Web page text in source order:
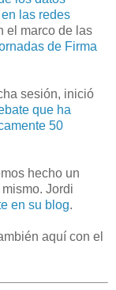
las redes
el marco de las
de Firma
sesión, inició
que ha
50
hecho un
Jordi
en su blog.
aquí con el